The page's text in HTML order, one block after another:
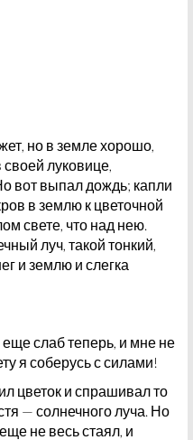
но в земле хорошо,
луковице,
вот выпал дождь; капли
в землю к цветочной
свете, что над нею.
луч, такой тонкий,
и землю и слегка
слаб теперь, и мне не
я соберусь с силами!
цветок и спрашивал то
— солнечного луча. Но
не весь стаял, и